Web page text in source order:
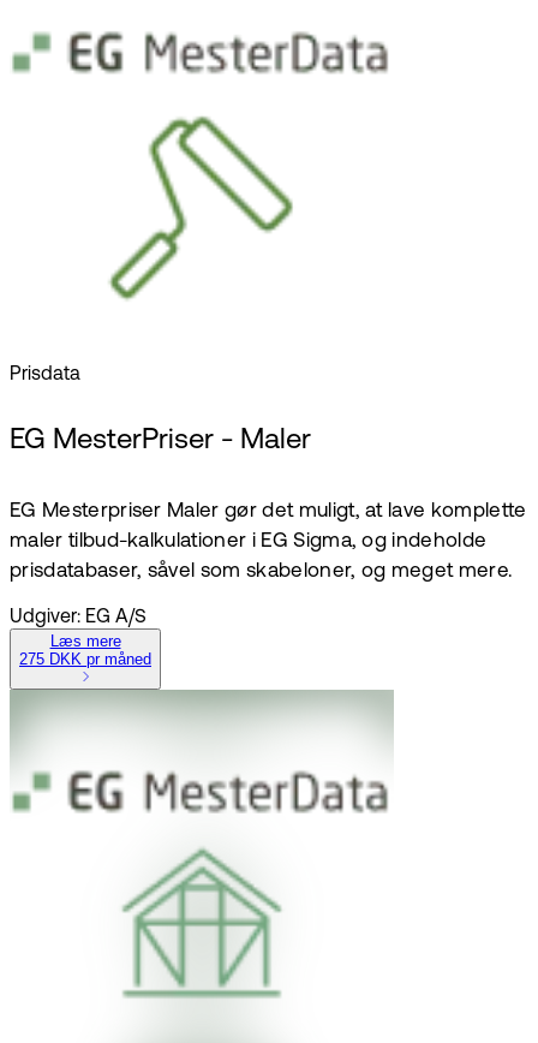
Prisdata
EG MesterPriser - Maler
EG Mesterpriser Maler gør det muligt, at lave komplette
maler tilbud-kalkulationer i EG Sigma, og indeholde
prisdatabaser, såvel som skabeloner, og meget mere.
Udgiver: EG A/S
Læs mere
275 DKK pr måned